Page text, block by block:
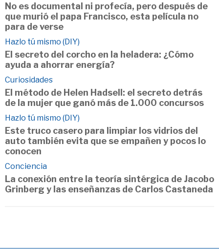
No es documental ni profecía, pero después de
que murió el papa Francisco, esta película no
para de verse
Hazlo tú mismo (DIY)
El secreto del corcho en la heladera: ¿Cómo
ayuda a ahorrar energía?
Curiosidades
El método de Helen Hadsell: el secreto detrás
de la mujer que ganó más de 1.000 concursos
Hazlo tú mismo (DIY)
Este truco casero para limpiar los vidrios del
auto también evita que se empañen y pocos lo
conocen
Conciencia
La conexión entre la teoría sintérgica de Jacobo
Grinberg y las enseñanzas de Carlos Castaneda